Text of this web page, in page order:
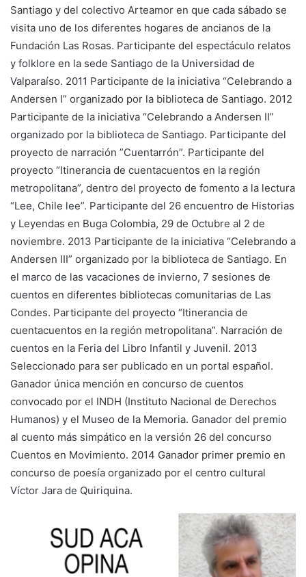
Santiago y del colectivo Arteamor en que cada sábado se
visita uno de los diferentes hogares de ancianos de la
Fundación Las Rosas. Participante del espectáculo relatos
y folklore en la sede Santiago de la Universidad de
Valparaíso. 2011 Participante de la iniciativa “Celebrando a
Andersen I” organizado por la biblioteca de Santiago. 2012
Participante de la iniciativa “Celebrando a Andersen II”
organizado por la biblioteca de Santiago. Participante del
proyecto de narración ”Cuentarrón”. Participante del
proyecto “Itinerancia de cuentacuentos en la región
metropolitana”, dentro del proyecto de fomento a la lectura
“Lee, Chile lee”. Participante del 26 encuentro de Historias
y Leyendas en Buga Colombia, 29 de Octubre al 2 de
noviembre. 2013 Participante de la iniciativa “Celebrando a
Andersen III” organizado por la biblioteca de Santiago. En
el marco de las vacaciones de invierno, 7 sesiones de
cuentos en diferentes bibliotecas comunitarias de Las
Condes. Participante del proyecto “Itinerancia de
cuentacuentos en la región metropolitana”. Narración de
cuentos en la Feria del Libro Infantil y Juvenil. 2013
Seleccionado para ser publicado en un portal español.
Ganador única mención en concurso de cuentos
convocado por el INDH (Instituto Nacional de Derechos
Humanos) y el Museo de la Memoria. Ganador del premio
al cuento más simpático en la versión 26 del concurso
Cuentos en Movimiento. 2014 Ganador primer premio en
concurso de poesía organizado por el centro cultural
Víctor Jara de Quiriquina.